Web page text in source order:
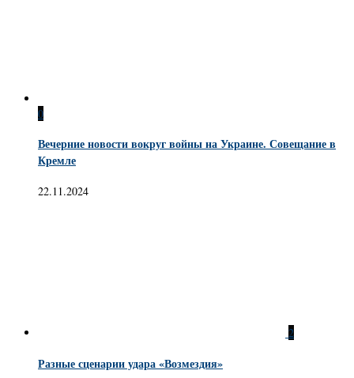
0
Вечерние новости вокруг войны на Украине. Совещание в
Кремле
22.11.2024
2
Разные сценарии удара «Возмездия»